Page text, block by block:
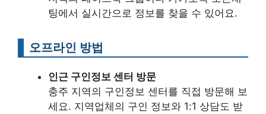
팅에서 실시간으로 정보를 찾을 수 있어요.
오프라인 방법
인근 구인정보 센터 방문
충주 지역의 구인정보 센터를 직접 방문해 보
세요. 지역업체의 구인 정보와 1:1 상담도 받